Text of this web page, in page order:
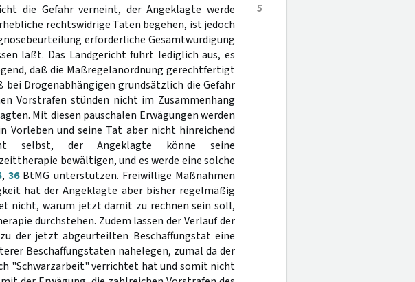
5
die Gefahr verneint, der Angeklagte werde
rechtswidrige Taten begehen, ist jedoch
erforderliche Gesamtwürdigung
läßt. Das Landgericht führt lediglich aus, es
daß die Maßregelanordnung gerechtfertigt
bei Drogenabhängigen grundsätzlich die Gefahr
Vorstrafen stünden nicht im Zusammenhang
Mit diesen pauschalen Erwägungen werden
Vorleben und seine Tat aber nicht hinreichend
selbst, der Angeklagte könne seine
bewältigen, und es werde eine solche
, 36BtMG unterstützen. Freiwillige Maßnahmen
hat der Angeklagte aber bisher regelmäßig
nicht, warum jetzt damit zu rechnen sein soll,
durchstehen. Zudem lassen der Verlauf der
der jetzt abgeurteilten Beschaffungstat eine
Beschaffungstaten nahelegen, zumal da der
"Schwarzarbeit" verrichtet hat und somit nicht